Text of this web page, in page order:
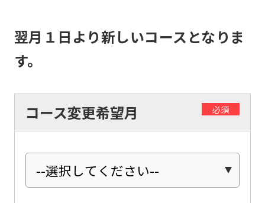
翌月１日より新しいコースとなりま
す。
コース変更希望月 必須
Japanese
version
website
will
mechanically,